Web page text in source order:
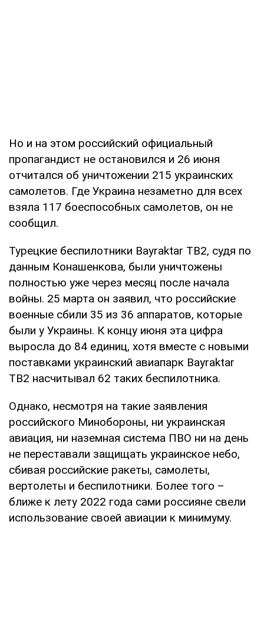
Но и на этом российский официальный
пропагандист не остановился и 26 июня
отчитался об уничтожении 215 украинских
самолетов. Где Украина незаметно для всех
взяла 117 боеспособных самолетов, он не
сообщил.
Турецкие беспилотники Bayraktar TB2, судя по
данным Конашенкова, были уничтожены
полностью уже через месяц после начала
войны. 25 марта он заявил, что российские
военные сбили 35 из 36 аппаратов, которые
были у Украины. К концу июня эта цифра
выросла до 84 единиц, хотя вместе с новыми
поставками украинский авиапарк Bayraktar
TB2 насчитывал 62 таких беспилотника.
Однако, несмотря на такие заявления
российского Минобороны, ни украинская
авиация, ни наземная система ПВО ни на день
не переставали защищать украинское небо,
сбивая российские ракеты, самолеты,
вертолеты и беспилотники. Более того –
ближе к лету 2022 года сами россияне свели
использование своей авиации к минимуму.